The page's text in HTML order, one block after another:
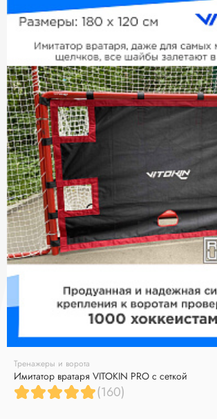
Тренажеры и ворота
Имитатор вратаря VITOKIN PRO с сеткой
(160)